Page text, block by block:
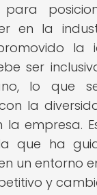
para
en la
la
ser
lo que
la
la empresa.
que ha
un entorno
y